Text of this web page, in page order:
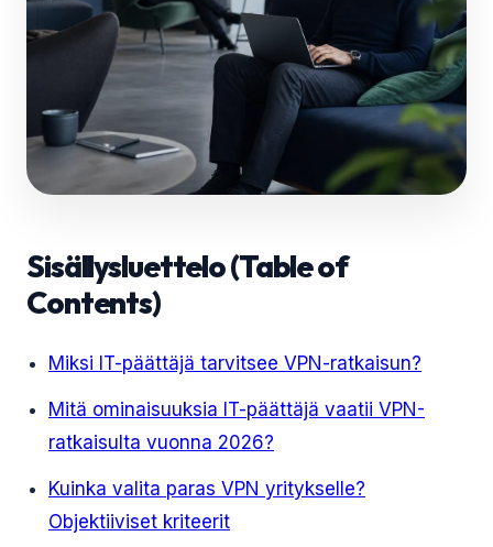
Sisällysluettelo (Table of
Contents)
Miksi IT-päättäjä tarvitsee VPN-ratkaisun?
Mitä ominaisuuksia IT-päättäjä vaatii VPN-
ratkaisulta vuonna 2026?
Kuinka valita paras VPN yritykselle?
Objektiiviset kriteerit